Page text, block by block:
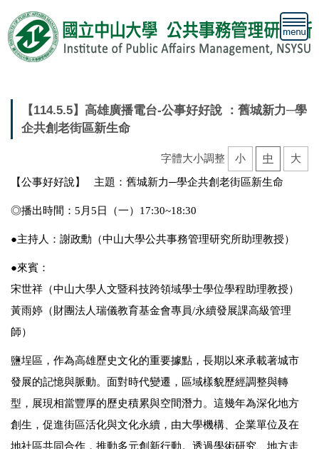
到
主
要
【114.5.5】高雄廣播電台-公事好好說 ：舊城新力─學
企共創老街區新生命
字體大小調整 小 中 大
【公事好好說】 主題：舊城新力─學企共創老街區新生命
◎播出時間：5月5日（一）17:30~18:30
●主持人：謝政勳（中山大學公共事務管理研究所助理教授）
●來賓：
宋世祥（中山大學人文暨科技跨領域學士學位學程助理教授）
黃雨婷（財團法人瑞儀教育基金會專員/永續發展課高級管理
師）
鹽埕區，作為高雄歷史文化的重要據點，長期以來承載著城市
發展的記憶與脈動。面對時代變遷，區域樣貌歷經調整與轉
型，展現相當豐厚的歷史積累與空間潛力。這幾年為深化地方
創生，促進街區活化與文化永續，由大學機構、企業單位及在
地社區共同合作，推動多元創新行動。透過學術研究、地方走